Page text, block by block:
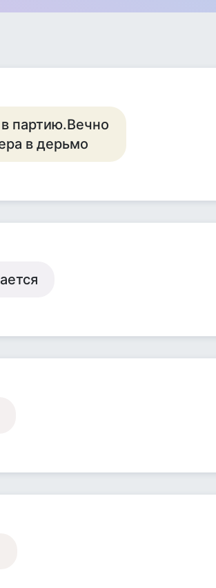
партию.Вечно
в дерьмо